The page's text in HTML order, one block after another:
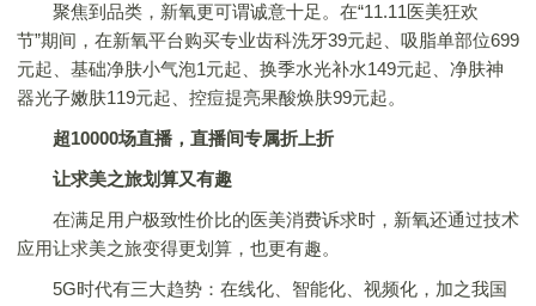
聚焦到品类，新氧更可谓诚意十足。在“11.11医美狂欢
节”期间，在新氧平台购买专业齿科洗牙39元起、吸脂单部位699
元起、基础净肤小气泡1元起、换季水光补水149元起、净肤神
器光子嫩肤119元起、控痘提亮果酸焕肤99元起。
超10000场直播，直播间专属折上折
让求美之旅划算又有趣
在满足用户极致性价比的医美消费诉求时，新氧还通过技术
应用让求美之旅变得更划算，也更有趣。
5G时代有三大趋势：在线化、智能化、视频化，加之我国